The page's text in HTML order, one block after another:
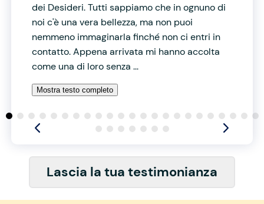
dei Desideri. Tutti sappiamo che in ognuno di
noi c'è una vera bellezza, ma non puoi
nemmeno immaginarla finché non ci entri in
contatto. Appena arrivata mi hanno accolta
come una di loro senza ...
Mostra testo completo
Lascia la tua testimonianza